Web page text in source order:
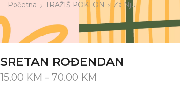
Početna TRAŽIŠ POKLON Za Nju
SRETAN ROĐENDAN
15.00 KM – 70.00 KM